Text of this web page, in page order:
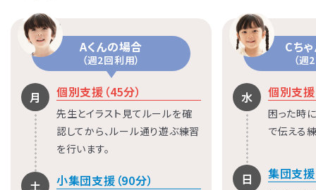
Aくんの場合
（週2回利用）
月 個別支援（45分）
先生とイラスト見てルールを確
認してから、ルール通り遊ぶ練習
を行います。
土 小集団支援（90分）
Cち
（週
水 個別支援
困った時
で伝える
日 集団支援